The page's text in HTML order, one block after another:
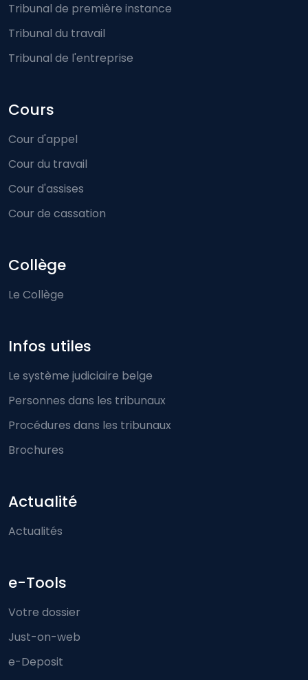
Tribunal de première instance
Tribunal du travail
Tribunal de l'entreprise
Cours
Cour d'appel
Cour du travail
Cour d'assises
Cour de cassation
Collège
Le Collège
Infos utiles
Le système judiciaire belge
Personnes dans les tribunaux
Procédures dans les tribunaux
Brochures
Actualité
Actualités
e-Tools
Votre dossier
Just-on-web
e-Deposit